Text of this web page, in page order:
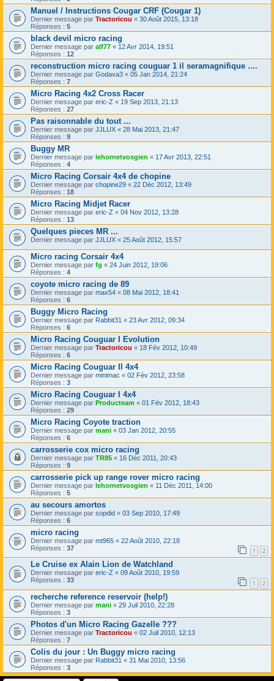
Manuel / Instructions Cougar CRF (Cougar 1)
Dernier message par Tractoricou « 30 Août 2015, 13:18
Réponses : 5
black devil micro racing
Dernier message par alf77 « 12 Avr 2014, 19:51
Réponses : 12
reconstruction micro racing couguar 1 il seramagnifique ....
Dernier message par Godava3 « 05 Jan 2014, 21:24
Réponses : 7
Micro Racing 4x2 Cross Racer
Dernier message par eric-Z « 19 Sep 2013, 21:13
Réponses : 27
Pas raisonnable du tout ...
Dernier message par JJLUX « 28 Mai 2013, 21:47
Réponses : 9
Buggy MR
Dernier message par lehornetvosgien « 17 Avr 2013, 22:51
Réponses : 4
Micro Racing Corsair 4x4 de chopine
Dernier message par chopine29 « 22 Déc 2012, 13:49
Réponses : 18
Micro Racing Midjet Racer
Dernier message par eric-Z « 04 Nov 2012, 13:28
Réponses : 13
Quelques pieces MR ...
Dernier message par JJLUX « 25 Août 2012, 15:57
Micro racing Corsair 4x4
Dernier message par fg « 24 Juin 2012, 19:06
Réponses : 4
coyote micro racing de 89
Dernier message par max54 « 08 Mai 2012, 18:41
Réponses : 6
Buggy Micro Racing
Dernier message par Rabbit31 « 23 Avr 2012, 09:34
Réponses : 6
Micro Racing Couguar I Evolution
Dernier message par Tractoricou « 18 Fév 2012, 10:49
Réponses : 6
Micro Racing Couguar II 4x4
Dernier message par minimac « 02 Fév 2012, 23:58
Réponses : 3
Micro Racing Couguar I 4x4
Dernier message par Producteam « 01 Fév 2012, 18:43
Réponses : 29
Micro Racing Coyote traction
Dernier message par mani « 03 Jan 2012, 20:55
Réponses : 6
carrosserie cox micro racing
Dernier message par TR85 « 16 Déc 2011, 20:43
Réponses : 9
carrosserie pick up range rover micro racing
Dernier message par lehornetvosgien « 11 Déc 2011, 14:00
Réponses : 5
au secours amortos
Dernier message par sopdid « 03 Sep 2010, 17:49
Réponses : 6
micro racing
Dernier message par mt965 « 22 Août 2010, 22:18
Réponses : 37 1 2
Le Cruise ex Alain Lion de Watchland
Dernier message par eric-Z « 09 Août 2010, 19:59
Réponses : 33 1 2
recherche reference reservoir (help!)
Dernier message par mani « 29 Juil 2010, 22:28
Réponses : 3
Photos d'un Micro Racing Gazelle ???
Dernier message par Tractoricou « 02 Juil 2010, 12:13
Réponses : 7
Colis du jour : Un Buggy micro racing
Dernier message par Rabbit31 « 31 Mai 2010, 13:56
Réponses : 3